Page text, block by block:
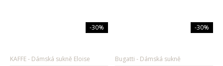
-30%
KAFFE
Dámská sukně Eloise
-30%
Bugatti
Dámská sukně